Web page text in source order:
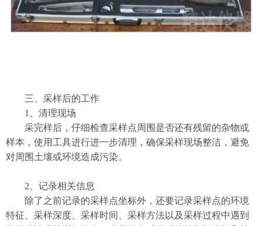
三、采样后的工作
​1、清理现场
采完样后，仔细检查采样点周围是否还有残留的杂物或
样本，使用工具进行进一步清理，确保采样现场整洁，避免
对周围土壤或环境造成污染。
​2、记录相关信息
除了之前记录的采样点坐标外，还要记录采样点的环境
特征、采样深度、采样时间、采样方法以及采样过程中遇到